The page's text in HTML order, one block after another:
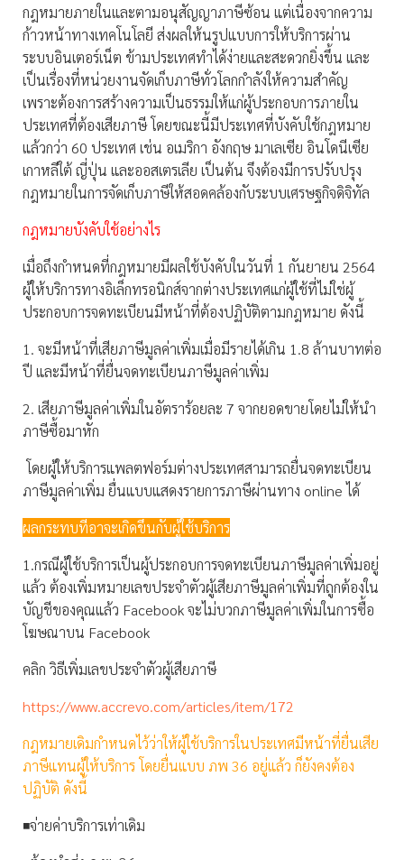
กฎหมายภายในและตามอนุสัญญาภาษีซ้อน แต่เนื่องจากความ
ก้าวหน้าทางเทคโนโลยี ส่งผลให้นรูปแบบการให้บริการผ่าน
ระบบอินเตอร์เน็ต ข้ามประเทศทำได้ง่ายและสะดวกยิ่งขึ้น และ
เป็นเรื่องที่หน่วยงานจัดเก็บภาษีทั่วโลกกำลังให้ความสำคัญ
เพราะต้องการสร้างความเป็นธรรมให้แก่ผู้ประกอบการภายใน
ประเทศที่ต้องเสียภาษี โดยขณะนี้มีประเทศที่บังคับใช้กฎหมาย
แล้วกว่า 60 ประเทศ เช่น อเมริกา อังกฤษ มาเลเซีย อินโดนีเซีย
เกาหลีใต้ ญี่ปุ่น และออสเตรเลีย เป็นต้น จึงต้องมีการปรับปรุง
กฎหมายในการจัดเก็บภาษีให้สอดคล้องกับระบบเศรษฐกิจดิจิทัล
กฎหมายบังคับใช้อย่างไร
เมื่อถึงกำหนดที่กฎหมายมีผลใช้บังคับในวันที่ 1 กันยายน 2564
ผู้ให้บริการทางอิเล็กทรอนิกส์จากต่างประเทศแก่ผู้ใช้ที่ไม่ใช่ผู้
ประกอบการจดทะเบียนมีหน้าที่ต้องปฏิบัติตามกฎหมาย ดังนี้
1. จะมีหน้าที่เสียภาษีมูลค่าเพิ่มเมื่อมีรายได้เกิน 1.8 ล้านบาทต่อ
ปี และมีหน้าที่ยื่นจดทะเบียนภาษีมูลค่าเพิ่ม
2. เสียภาษีมูลค่าเพิ่มในอัตราร้อยละ 7 จากยอดขายโดยไม่ให้นำ
ภาษีซื้อมาหัก
โดยผู้ให้บริการแพลตฟอร์มต่างประเทศสามารถยื่นจดทะเบียน
ภาษีมูลค่าเพิ่ม ยื่นแบบแสดงรายการภาษีผ่านทาง online ได้
ผลกระทบที่อาจะเกิดขึ้นกับผู้ใช้บริการ
1.กรณีผู้ใช้บริการเป็นผู้ประกอบการจดทะเบียนภาษีมูลค่าเพิ่มอยู่
แล้ว ต้องเพิ่มหมายเลขประจำตัวผู้เสียภาษีมูลค่าเพิ่มที่ถูกต้องใน
บัญชีของคุณแล้ว Facebook จะไม่บวกภาษีมูลค่าเพิ่มในการซื้อ
โฆษณาบน Facebook
คลิก วิธีเพิ่มเลขประจำตัวผู้เสียภาษี
https://www.accrevo.com/articles/item/172
กฎหมายเดิมกำหนดไว้ว่าให้ผู้ใช้บริการในประเทศมีหน้าที่ยื่นเสีย
ภาษีแทนผู้ให้บริการ โดยยื่นแบบ ภพ 36 อยู่แล้ว ก็ยังคงต้อง
ปฏิบัติ ดังนี้
◾️จ่ายค่าบริการเท่าเดิม